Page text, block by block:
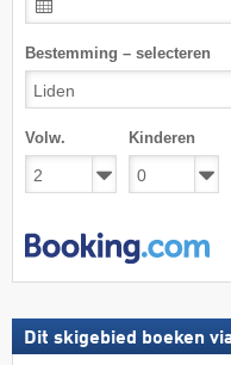
Bestemming – selecteren
Volw. Kinderen
Dit skigebied boeken